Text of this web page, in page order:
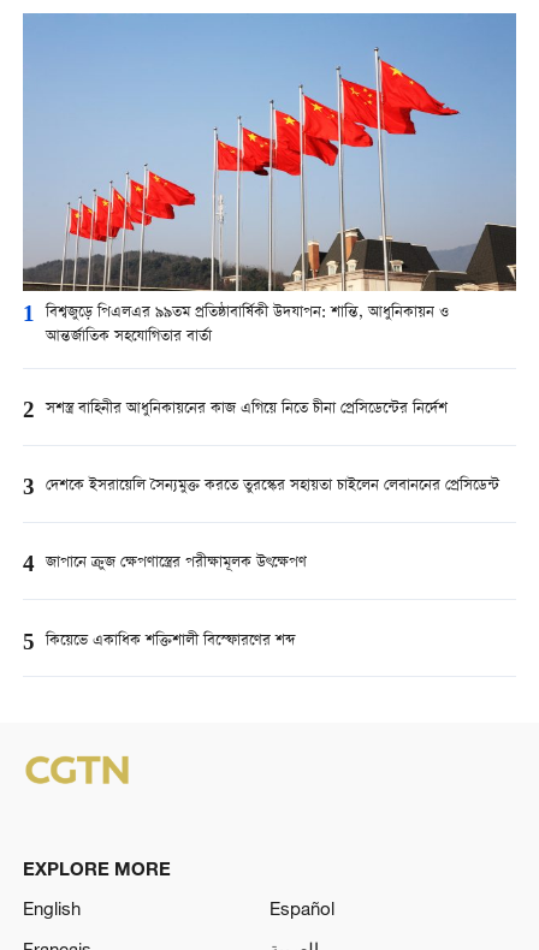
1 বিশ্বজুড়ে পিএলএর ৯৯তম প্রতিষ্ঠাবার্ষিকী উদযাপন: শান্তি, আধুনিকায়ন ও
আন্তর্জাতিক সহযোগিতার বার্তা
2 সশস্ত্র বাহিনীর আধুনিকায়নের কাজ এগিয়ে নিতে চীনা প্রেসিডেন্টের নির্দেশ
3 দেশকে ইসরায়েলি সৈন্যমুক্ত করতে তুরস্কের সহায়তা চাইলেন লেবাননের প্রেসিডেন্ট
4 জাপানে ক্রুজ ক্ষেপণাস্ত্রের পরীক্ষামূলক উৎক্ষেপণ
5 কিয়েভে একাধিক শক্তিশালী বিস্ফোরণের শব্দ
EXPLORE MORE
English
Español